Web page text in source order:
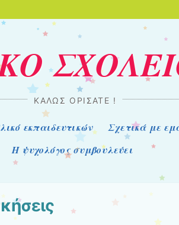
ΚΑΛΏΣ ΟΡΊΣΑΤΕ !
εκπαιδευτικών Σχετικά με
Η ψυχολόγος συμβουλεύει